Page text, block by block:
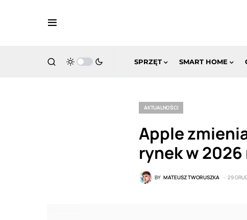
SPRZĘT SMART HOME
AKTUALNOŚCI
Apple
rynek w 2026
BY MATEUSZ TWORUSZKA 29